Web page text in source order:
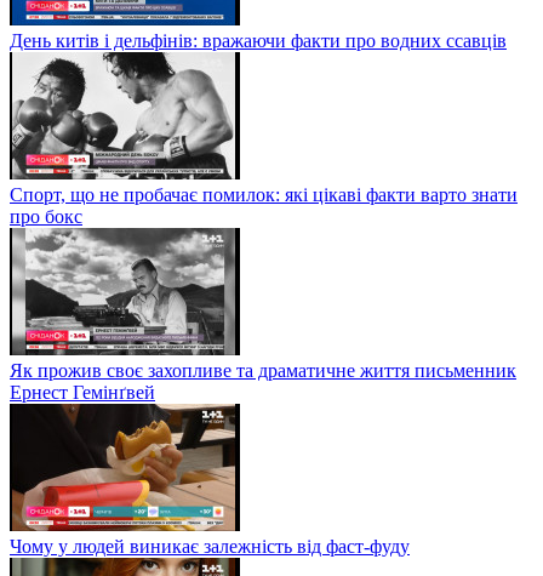
День китів і дельфінів: вражаючи факти про водних ссавців
Спорт, що не пробачає помилок: які цікаві факти варто знати
про бокс
Як прожив своє захопливе та драматичне життя письменник
Ернест Гемінґвей
Чому у людей виникає залежність від фаст-фуду